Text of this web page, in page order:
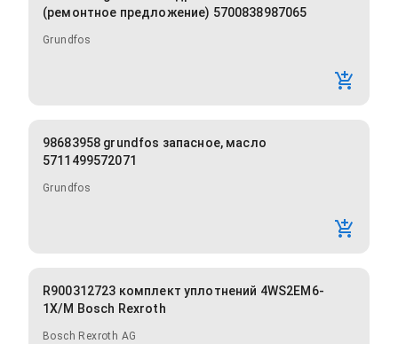
(ремонтное предложение) 5700838987065
Grundfos
98683958 grundfos запасное, масло
5711499572071
Grundfos
R900312723 комплект уплотнений 4WS2EM6-
1X/M Bosch Rexroth
Bosch Rexroth AG